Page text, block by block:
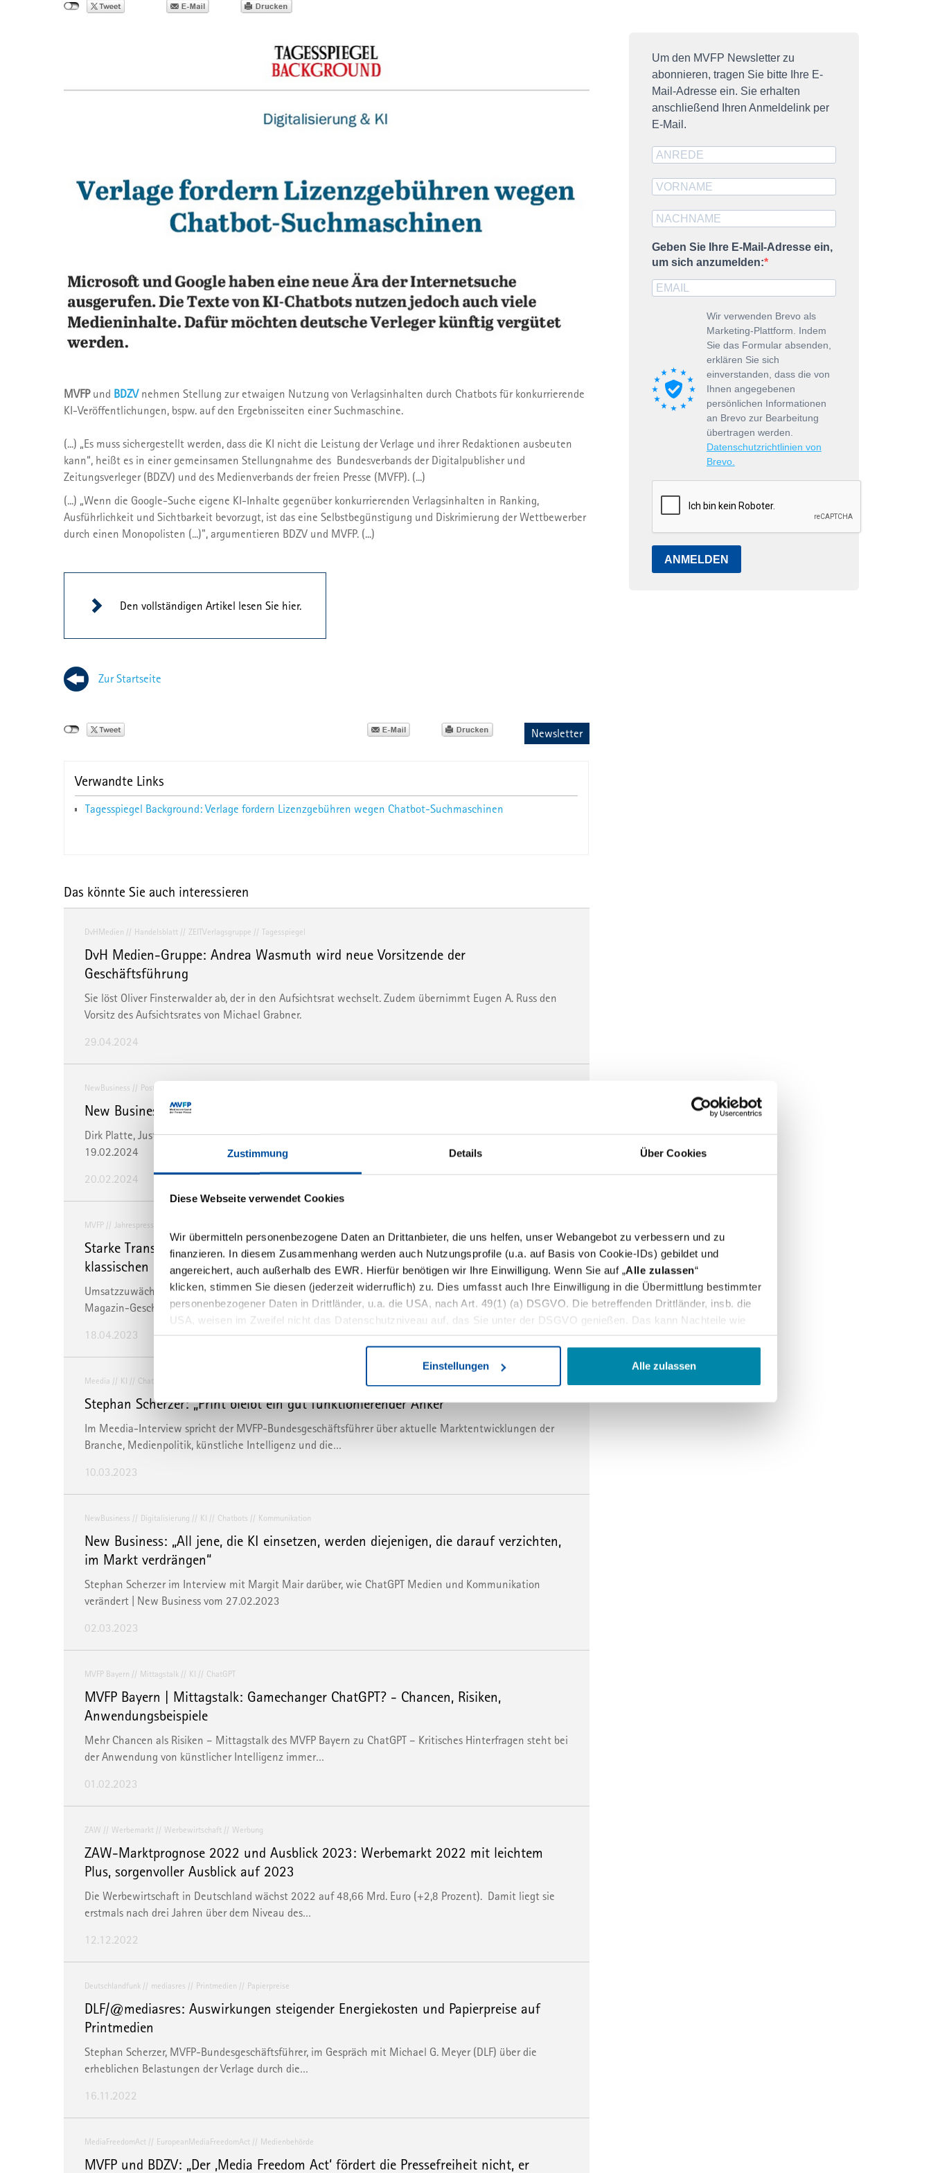
Zustimmung Details Über Cookies
Diese Webseite verwendet Cookies
Wir übermitteln personenbezogene Daten an Drittanbieter, die uns helfen, unser Webangebot zu verbessern und zu
finanzieren. In diesem Zusammenhang werden auch Nutzungsprofile (u.a. auf Basis von Cookie-IDs) gebildet und
angereichert, auch außerhalb des EWR. Hierfür benötigen wir Ihre Einwilligung. Wenn Sie auf „Alle zulassen“
klicken, stimmen Sie diesen (jederzeit widerruflich) zu. Dies umfasst auch Ihre Einwilligung in die Übermittlung bestimmter
personenbezogener Daten in Drittländer, u.a. die USA, nach Art. 49(1) (a) DSGVO. Die betreffenden Drittländer, insb. die
USA, weisen im Zweifel nicht das Datenschutzniveau auf, das Sie unter der DSGVO genießen. Das kann Nachteile wie
eine erschwerte Durchsetzung von Betroffenenrechten, eine fehlende Kontrolle der Weiterverarbeitung und Übermittlung
Überwachungszwecken bedeuten, ohne dass Ihnen Rechtsbehelfe dagegen zustehen. Unter "
Einstellungen" können Sie
Ihre Einstellungen ändern oder die Datenverarbeitung ablehnen.
info@mvfp.de. Weitere Informationen finden Sie in unsererDatenschutzerklärung
Einstellungen Alle zulassen
MVFP impuls
VDZ-Nummer
Strategische Partner
MVFPund BDZVnehmen Stellung zur etwaigen Nutzung von Verlagsinhalten durch Chatbots für konkurrierende
KI-Veröffentlichungen, bspw. auf den Ergebnisseiten einer Suchmaschine.
(...) „Es muss sichergestellt werden, dass die KI nicht die Leistung der Verlage und ihrer Redaktionen ausbeuten
kann“, heißt es in einer gemeinsamen Stellungnahme des Bundesverbands der Digitalpublisher und
Zeitungsverleger (BDZV) und des Medienverbands der freien Presse (MVFP). (...)
(...) „Wenn die Google-Suche eigene KI-Inhalte gegenüber konkurrierenden Verlagsinhalten in Ranking,
Ausführlichkeit und Sichtbarkeit bevorzugt, ist das eine Selbstbegünstigung und Diskrimierung der Wettbewerber
durch einen Monopolisten (...)", argumentieren BDZV und MVFP. (...)
Den vollständigen Artikel lesen Sie hier.
Zur Startseite
Newsletter
Verwandte Links
Tagesspiegel Background: Verlage fordern Lizenzgebühren wegen Chatbot-Suchmaschinen
Das könnte Sie auch interessieren
DvHMedien Handelsblatt ZEITVerlagsgruppe Tagesspiegel
DvH Medien-Gruppe: Andrea Wasmuth wird neue Vorsitzende der
Geschäftsführung
Sie löst Oliver Finsterwalder ab, der in den Aufsichtsrat wechselt. Zudem übernimmt Eugen A. Russ den
Vorsitz des Aufsichtsrates von Michael Grabner.
29.04.2024
NewBusiness Postrechtsmodernisierungsgesetz
New Business: „Waffengleichheit gefordert“
Dirk Platte, Justitiar des MVFP, über das Postrechtsmodernisierungsgesetz | New Business vom
19.02.2024
20.02.2024
MVFP Jahrespressekonferenz
Starke Transformationserfolge der Zeitschriftenpresse in den digitalen und nicht-
klassischen Geschäftsfeldern: Transformation beschleunigt sich durch KI
Umsatzzuwächse im Digitalgeschäft können dramatische Kostensteigerungen und Erlösrückgänge im
Magazin-Geschäft nur teilweise kompensieren |…
18.04.2023
Meedia KI Chatbots
Stephan Scherzer: „Print bleibt ein gut funktionierender Anker“
Im Meedia-Interview spricht der MVFP-Bundesgeschäftsführer über aktuelle Marktentwicklungen der
Branche, Medienpolitik, künstliche Intelligenz und die…
10.03.2023
NewBusiness Digitalisierung KI Chatbots Kommunikation
New Business: „All jene, die KI einsetzen, werden diejenigen, die darauf verzichten,
im Markt verdrängen“
Stephan Scherzer im Interview mit Margit Mair darüber, wie ChatGPT Medien und Kommunikation
verändert | New Business vom 27.02.2023
02.03.2023
MVFP Bayern Mittagstalk KI ChatGPT
MVFP Bayern | Mittagstalk: Gamechanger ChatGPT? - Chancen, Risiken,
Anwendungsbeispiele
Mehr Chancen als Risiken – Mittagstalk des MVFP Bayern zu ChatGPT – Kritisches Hinterfragen steht bei
der Anwendung von künstlicher Intelligenz immer…
01.02.2023
ZAW Werbemarkt Werbewirtschaft Werbung
ZAW-Marktprognose 2022 und Ausblick 2023: Werbemarkt 2022 mit leichtem
Plus, sorgenvoller Ausblick auf 2023
Die Werbewirtschaft in Deutschland wächst 2022 auf 48,66 Mrd. Euro (+2,8 Prozent). Damit liegt sie
erstmals nach drei Jahren über dem Niveau des…
12.12.2022
Deutschlandfunk mediasres Printmedien Papierpreise
DLF/@mediasres: Auswirkungen steigender Energiekosten und Papierpreise auf
Printmedien
Stephan Scherzer, MVFP-Bundesgeschäftsführer, im Gespräch mit Michael G. Meyer (DLF) über die
erheblichen Belastungen der Verlage durch die…
16.11.2022
MediaFreedomAct EuropeanMediaFreedomAct Medienbehörde
MVFP und BDZV: „Der ‚Media Freedom Act‘ fördert die Pressefreiheit nicht, er
Um den MVFP Newsletter zu
abonnieren, tragen Sie bitte Ihre E-
Mail-Adresse ein. Sie erhalten
anschließend Ihren Anmeldelink per
E-Mail.
Geben Sie Ihre E-Mail-Adresse ein,
um sich anzumelden:
Wir verwenden Brevo als
Marketing-Plattform. Indem
Sie das Formular absenden,
erklären Sie sich
einverstanden, dass die von
Ihnen angegebenen
persönlichen Informationen
an Brevo zur Bearbeitung
übertragen werden.
Datenschutzrichtlinien von
Brevo.
ANMELDEN